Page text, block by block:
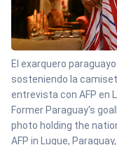
El exarquero
sosteniendo la
entrevista con AFP en
Former Paraguay's
photo holding the
AFP in Luque,